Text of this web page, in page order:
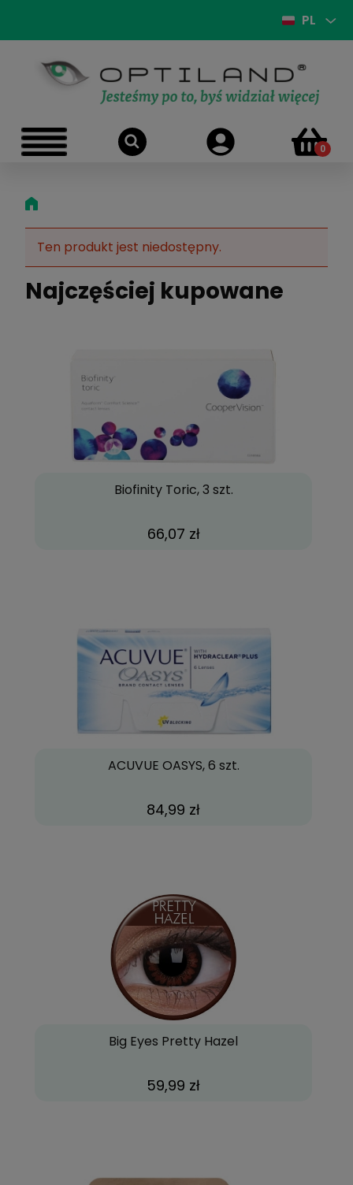
PL
Ten produkt jest niedostępny.
Najczęściej kupowane
Biofinity Toric, 3 szt.
66,07 zł
ACUVUE OASYS, 6 szt.
84,99 zł
Big Eyes Pretty Hazel
59,99 zł